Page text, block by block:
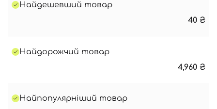
Найдешевший товар
40 ₴
Найдорожчий товар
4,960 ₴
Найпопулярніший товар